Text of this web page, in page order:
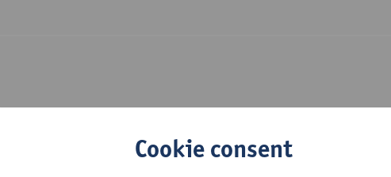
Over Bart Moelans
Cookie consent